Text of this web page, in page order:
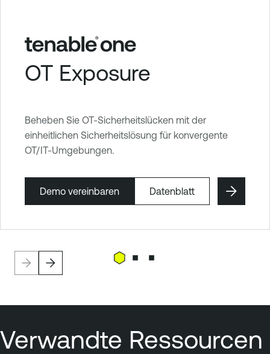
OT Exposure
Beheben Sie OT-Sicherheitslücken mit der
einheitlichen Sicherheitslösung für konvergente
OT/IT-Umgebungen.
Demo vereinbaren Datenblatt
Verwandte Ressourcen